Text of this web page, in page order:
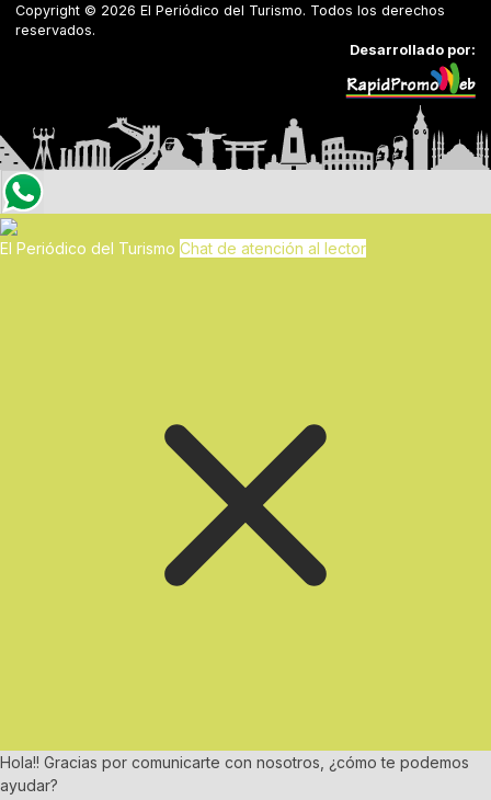
Copyright © 2026 El Periódico del Turismo. Todos los derechos
reservados.
Desarrollado por:
El Periódico del Turismo Chat de atención al lector
Hola!! Gracias por comunicarte con nosotros, ¿cómo te podemos
ayudar?